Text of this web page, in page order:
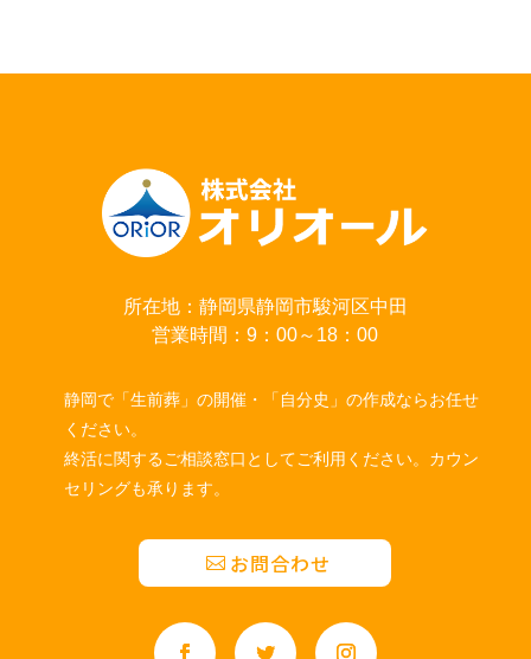
所在地：静岡県静岡市駿河区中田
営業時間：9：00～18：00
静岡で「生前葬」の開催・「自分史」の作成ならお任せ
ください。
終活に関するご相談窓口としてご利用ください。カウン
セリングも承ります。
お問合わせ